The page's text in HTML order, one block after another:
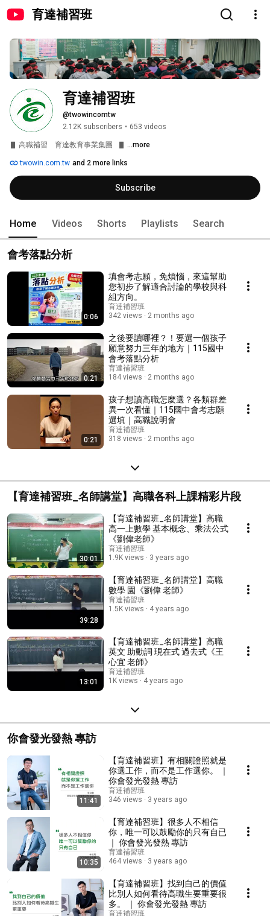
育達補習班
育達補習班
@twowincomtw
2.12K subscribers • 653 videos
▋ 高職補習　育達教育事業集團   ▋ ...more
twowin.com.tw and 2 more links
Subscribe
Home Videos Shorts Playlists Search
會考落點分析
0:06
填會考志願，免煩惱，來這幫助
您初步了解適合討論的學校與科
組方向。
育達補習班
342 views
2 months ago
0:21
之後要讀哪裡？！要選一個孩子
願意努力三年的地方｜115國中
會考落點分析
育達補習班
184 views
2 months ago
0:21
孩子想讀高職怎麼選？各類群差
異一次看懂｜115國中會考志願
選填｜高職說明會
育達補習班
318 views
2 months ago
【育達補習班_名師講堂】高職各科上課精彩片段
30:01
【育達補習班_名師講堂】高職
高一上數學 基本概念、乘法公式
《劉偉老師》
育達補習班
1.9K views
3 years ago
39:28
【育達補習班_名師講堂】高職
數學 園《劉偉 老師》
育達補習班
1.5K views
4 years ago
13:01
【育達補習班_名師講堂】高職
英文 助動詞 現在式 過去式《王
心宜 老師》
育達補習班
1K views
4 years ago
你會發光發熱 專訪
11:41
【育達補習班】有相關證照就是
你選工作，而不是工作選你。 ｜
你會發光發熱 專訪
育達補習班
346 views
3 years ago
10:35
【育達補習班】很多人不相信
你，唯一可以鼓勵你的只有自已
｜ 你會發光發熱 專訪
育達補習班
464 views
3 years ago
【育達補習班】找到自己的價值
比別人如何看待高職生要重要很
多。 ｜ 你會發光發熱 專訪
育達補習班